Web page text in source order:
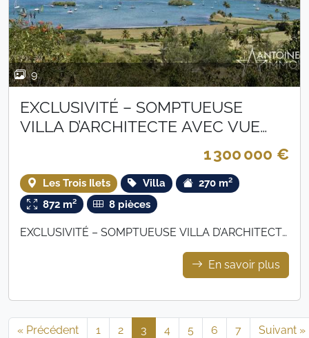
9
EXCLUSIVITÉ – SOMPTUEUSE
VILLA D’ARCHITECTE AVEC VUE
1 300 000 €
Les Trois Ilets Villa
270 m²
872 m²
8 pièces
EXCLUSIVITÉ – SOMPTUEUSE VILLA D’ARCHITECTE
AVEC VUE MER & DEUX PISCINES
En savoir plus
« Précédent 1 2 3 4 5 6 7 Suivant »